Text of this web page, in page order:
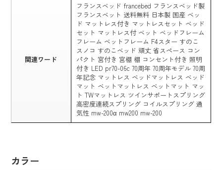
関連ワード
フランスベッド francebed フランスベッド製
フランスベット 送料無料 日本製 国産 ベッ
ド マットレス付き マットレスセット ベッド
セット マットレス付 ベット ベッドフレーム
フレーム ベットフレーム F4スター すのこ
スノコ すのこベッド 頑丈 省スペース コン
パクト 宮付き 宮棚 棚 コンセント付き 照明
付き LED pr70-06c 70周年 70周年モデル 70周
年記念 マットレス ベッドマットレス ベッド
マット ベットマットレス ベットマット マッ
ト TWマットレス ツインサポートスプリング
高密度連続スプリング コイルスプリング 通
気性 mw-200α mw200 mw-200
カラー